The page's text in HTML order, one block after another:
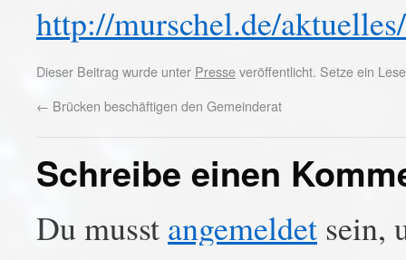
http://murschel.de/
Dieser Beitrag wurde unter Presseveröffentlicht. Setze ein
← Brücken beschäftigen den Gemeinderat
Schreibe einen
Du musst angemeldet sein,